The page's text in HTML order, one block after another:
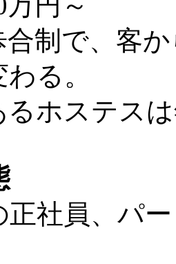
制で、客か
る。
ホステス
社員、パ